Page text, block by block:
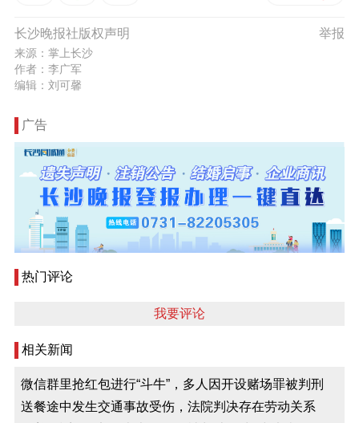
举报
长沙晚报社版权声明
来源：掌上长沙
作者：李广军
编辑：刘可馨
广告
热门评论
我要评论
相关新闻
微信群里抢红包进行“斗牛”，多人因开设赌场罪被判刑
送餐途中发生交通事故受伤，法院判决存在劳动关系